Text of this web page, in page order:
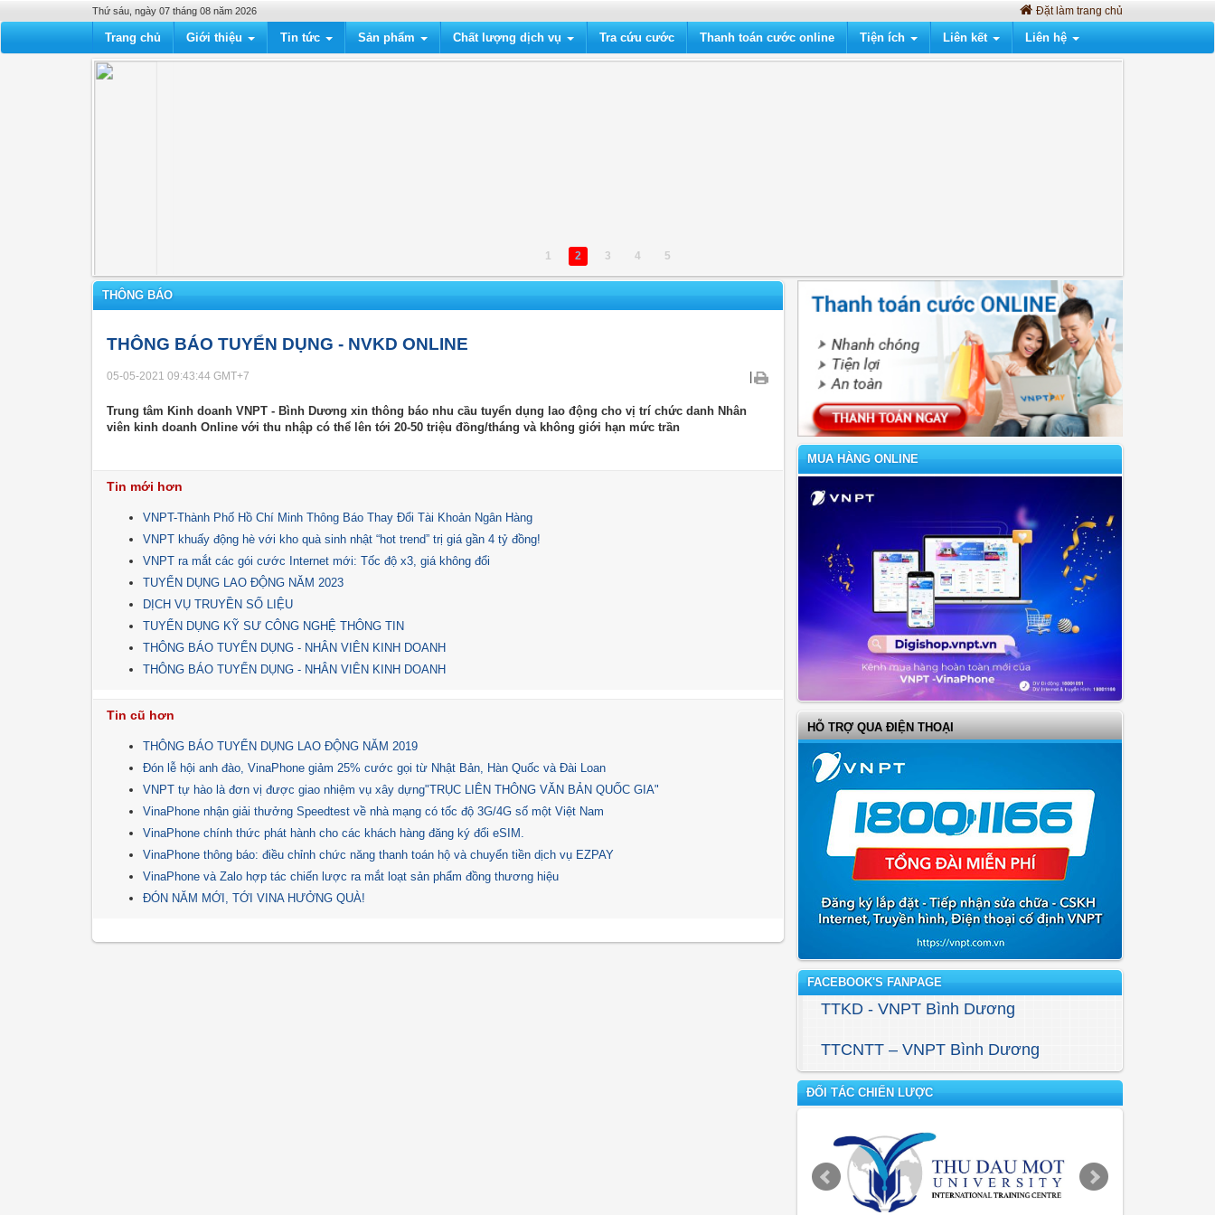
Thứ sáu, ngày 07 tháng 08 năm 2026 Đặt làm trang chủ
Trang chủ Giới thiệu Tin tức Sản phẩm Chất lượng dịch vụ Tra cứu cước Thanh toán cước online Tiện ích Liên kết Liên hệ
1 2 3 4 5
THÔNG BÁO
THÔNG BÁO TUYỂN DỤNG - NVKD ONLINE
05-05-2021 09:43:44 GMT+7
Trung tâm Kinh doanh VNPT - Bình Dương xin thông báo nhu cầu tuyển dụng lao động cho vị trí chức danh Nhân
viên kinh doanh Online với thu nhập có thể lên tới 20-50 triệu đồng/tháng và không giới hạn mức trần
Tin mới hơn
VNPT-Thành Phố Hồ Chí Minh Thông Báo Thay Đổi Tài Khoản Ngân Hàng
VNPT khuấy động hè với kho quà sinh nhật “hot trend” trị giá gần 4 tỷ đồng!
VNPT ra mắt các gói cước Internet mới: Tốc độ x3, giá không đổi
TUYỂN DỤNG LAO ĐỘNG NĂM 2023
DỊCH VỤ TRUYỀN SỐ LIỆU
TUYỂN DỤNG KỸ SƯ CÔNG NGHỆ THÔNG TIN
THÔNG BÁO TUYỂN DỤNG - NHÂN VIÊN KINH DOANH
THÔNG BÁO TUYỂN DỤNG - NHÂN VIÊN KINH DOANH
Tin cũ hơn
THÔNG BÁO TUYỂN DỤNG LAO ĐỘNG NĂM 2019
Đón lễ hội anh đào, VinaPhone giảm 25% cước gọi từ Nhật Bản, Hàn Quốc và Đài Loan
VNPT tự hào là đơn vị được giao nhiệm vụ xây dựng"TRỤC LIÊN THÔNG VĂN BẢN QUỐC GIA"
VinaPhone nhận giải thưởng Speedtest về nhà mạng có tốc độ 3G/4G số một Việt Nam
VinaPhone chính thức phát hành cho các khách hàng đăng ký đổi eSIM.
VinaPhone thông báo: điều chỉnh chức năng thanh toán hộ và chuyển tiền dịch vụ EZPAY
VinaPhone và Zalo hợp tác chiến lược ra mắt loạt sản phẩm đồng thương hiệu
ĐÓN NĂM MỚI, TỚI VINA HƯỞNG QUÀ!
MUA HÀNG ONLINE
HỖ TRỢ QUA ĐIỆN THOẠI
FACEBOOK'S FANPAGE
TTKD - VNPT Bình Dương
TTCNTT – VNPT Bình Dương
ĐỐI TÁC CHIẾN LƯỢC